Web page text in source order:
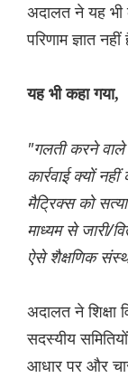
अदालत ने यह भी
परिणाम ज्ञात नहीं
यह भी कहा गया,
"गलती करने वाले
कार्रवाई क्यों
मैट्रिक्स को
माध्यम से जारी/
ऐसे शैक्षणिक
अदालत ने शिक्षा
सदस्यीय
आधार पर और